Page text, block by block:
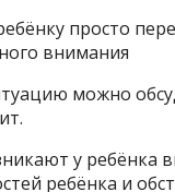
просто
внимания
можно
у ребёнка
ребёнка и